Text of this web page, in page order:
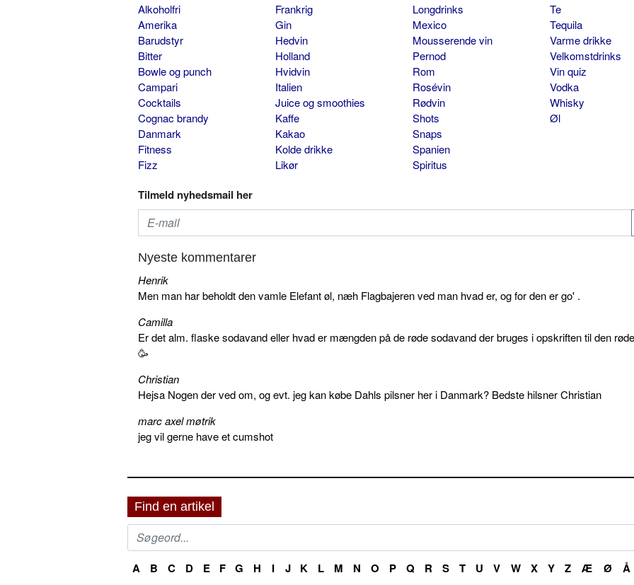
Alkoholfri
Amerika
Barudstyr
Bitter
Bowle og punch
Campari
Cocktails
Cognac brandy
Danmark
Fitness
Fizz
Frankrig
Gin
Hedvin
Holland
Hvidvin
Italien
Juice og smoothies
Kaffe
Kakao
Kolde drikke
Likør
Longdrinks
Mexico
Mousserende vin
Pernod
Rom
Rosévin
Rødvin
Shots
Snaps
Spanien
Spiritus
Te
Tequila
Varme drikke
Velkomstdrinks
Vin quiz
Vodka
Whisky
Øl
Tilmeld nyhedsmail her
Nyeste kommentarer
Henrik
Men man har beholdt den vamle Elefant øl, næh Flagbajeren ved man hvad er, og for den er go' .
Camilla
Er det alm. flaske sodavand eller hvad er mængden på de røde sodavand der bruges i opskriften til den
🥳
Christian
Hejsa Nogen der ved om, og evt. jeg kan købe Dahls pilsner her i Danmark? Bedste hilsner Christian
marc axel møtrik
jeg vil gerne have et cumshot
Find en artikel
A B C D E F G H I J K L M N O P Q R S T U V W X Y Z Æ Ø Å